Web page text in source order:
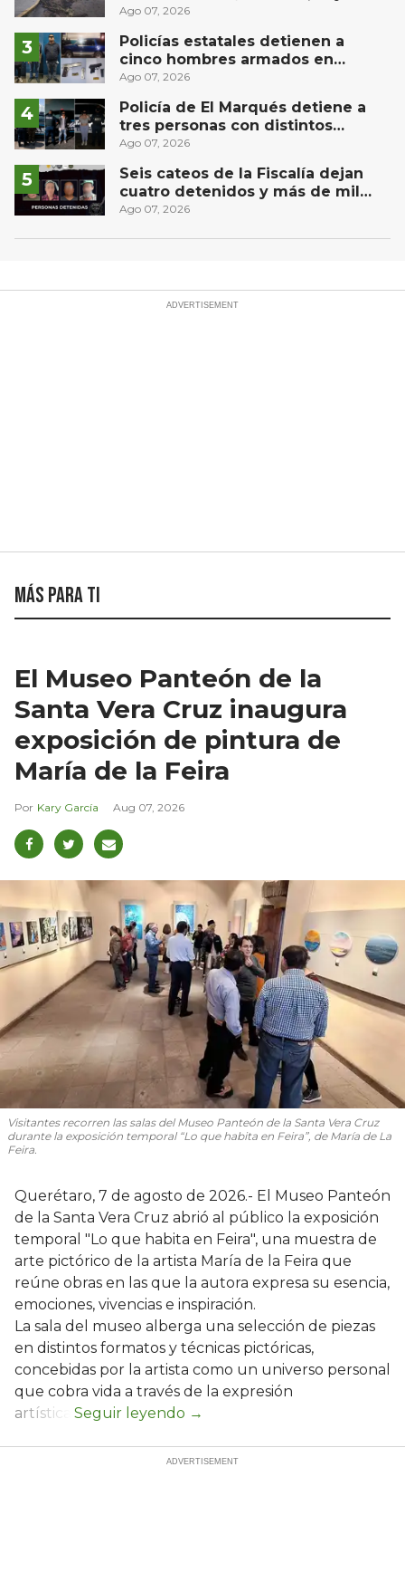
derrame de combustible
Ago 07, 2026
Policías estatales detienen a
cinco hombres armados en
Puebla capital
Ago 07, 2026
Policía de El Marqués detiene a
tres personas con distintos
narcóticos
Ago 07, 2026
Seis cateos de la Fiscalía dejan
cuatro detenidos y más de mil
dosis aseguradas en Querétaro
Ago 07, 2026
Más para ti
El Museo Panteón de la
Santa Vera Cruz inaugura
exposición de pintura de
María de la Feira
Kary García Aug 07, 2026
Visitantes recorren las salas del Museo Panteón de la Santa Vera Cruz
durante la exposición temporal “Lo que habita en Feira”, de María de La
Feira.
Querétaro, 7 de agosto de 2026.- El Museo Panteón
de la Santa Vera Cruz abrió al público la exposición
temporal "Lo que habita en Feira", una muestra de
arte pictórico de la artista María de la Feira que
reúne obras en las que la autora expresa su esencia,
emociones, vivencias e inspiración.
La sala del museo alberga una selección de piezas
en distintos formatos y técnicas pictóricas,
concebidas por la artista como un universo personal
que cobra vida a través de la expresión
artística.